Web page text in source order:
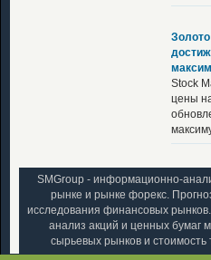
Stock
цены
SMGroup - информационно-
рынке и рынке форекс.
исследования финансовых
анализ акций и ценных бумаг
сырьевых рынков и